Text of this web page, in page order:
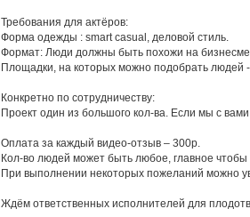
Требования для актёров:
Форма одежды : smart casual, деловой стиль.
Формат: Люди должны быть похожи на
Площадки, на которых можно подобрать людей
Конкретно по сотрудничеству:
Проект один из большого кол-ва. Если мы с
Оплата за каждый видео-отзыв – 300р.
Кол-во людей может быть любое, главное
При выполнении некоторых пожеланий можно
Ждём ответственных исполнителей для